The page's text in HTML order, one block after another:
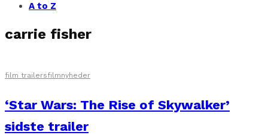
A to Z
carrie fisher
film trailersfilmnyheder
‘Star Wars: The Rise of Skywalker’
sidste trailer